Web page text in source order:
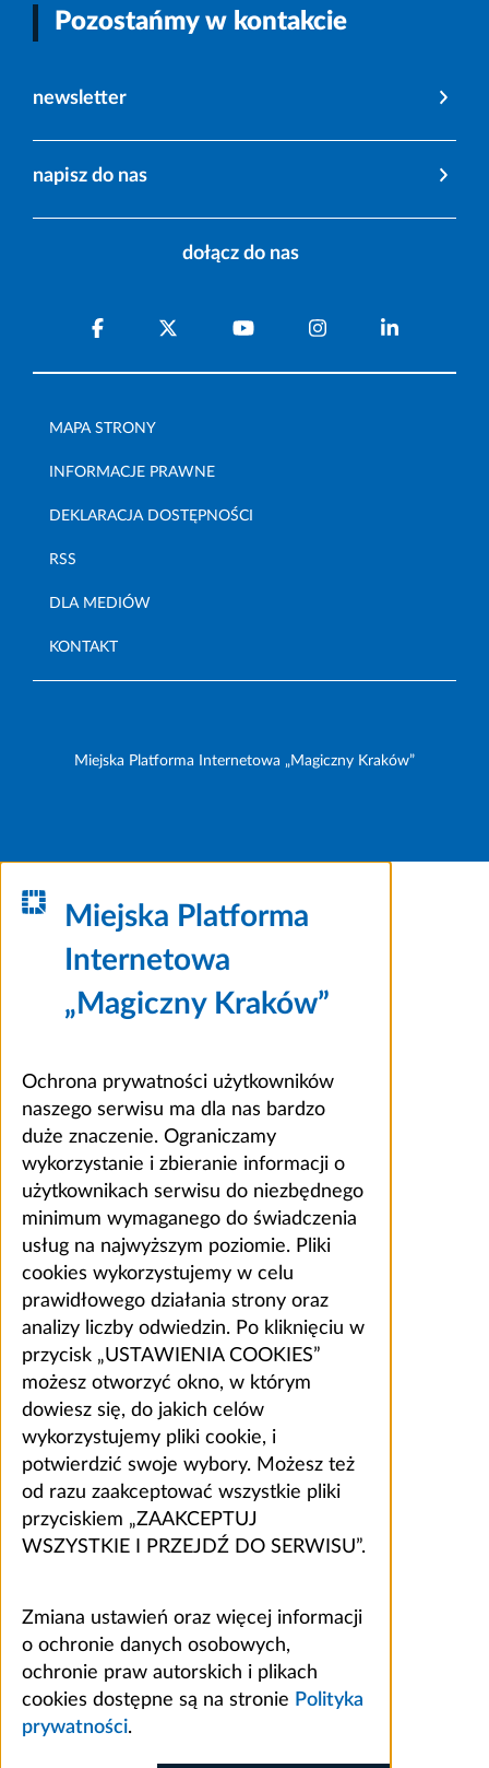
Pozostańmy w kontakcie
newsletter
napisz do nas
dołącz do nas
MAPA STRONY
INFORMACJE PRAWNE
DEKLARACJA DOSTĘPNOŚCI
RSS
DLA MEDIÓW
KONTAKT
Miejska Platforma Internetowa „Magiczny Kraków”
Miejska Platforma
Internetowa
„Magiczny Kraków”
Ochrona prywatności użytkowników
naszego serwisu ma dla nas bardzo
duże znaczenie. Ograniczamy
wykorzystanie i zbieranie informacji o
użytkownikach serwisu do niezbędnego
minimum wymaganego do świadczenia
usług na najwyższym poziomie. Pliki
cookies wykorzystujemy w celu
prawidłowego działania strony oraz
analizy liczby odwiedzin. Po kliknięciu w
przycisk „USTAWIENIA COOKIES”
możesz otworzyć okno, w którym
dowiesz się, do jakich celów
wykorzystujemy pliki cookie, i
potwierdzić swoje wybory. Możesz też
od razu zaakceptować wszystkie pliki
przyciskiem „ZAAKCEPTUJ
WSZYSTKIE I PRZEJDŹ DO SERWISU”.
Zmiana ustawień oraz więcej informacji
o ochronie danych osobowych,
ochronie praw autorskich i plikach
cookies dostępne są na stronie Polityka
prywatności.